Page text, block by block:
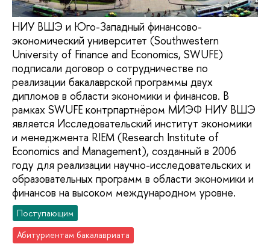
НИУ ВШЭ и Юго-Западный финансово-
экономический университет (Southwestern
University of Finance and Economics, SWUFE)
подписали договор о сотрудничестве по
реализации бакалаврской программы двух
дипломов в области экономики и финансов. В
рамках SWUFE контрпартнёром МИЭФ НИУ ВШЭ
является Исследовательский институт экономики
и менеджмента RIEM (Research Institute of
Economics and Management), созданный в 2006
году для реализации научно-исследовательских и
образовательных программ в области экономики и
финансов на высоком международном уровне.
Поступающим
Абитуриентам бакалавриата